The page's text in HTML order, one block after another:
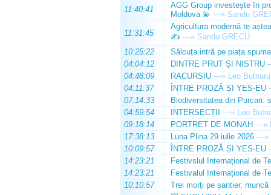
11:40:41
AGG Group investește în
Moldova 💫 —» Sandu
11:31:45
Agricultura modernă te
✍️ —» Sandu GRECU
10:25:22
Sălcuța intră pe piața
04:04:12
DINTRE PRUT ȘI NISTRU
04:48:09
RACURSIU —» Leo Butnaru
04:11:37
ÎNTRE PROZĂ ȘI YES-EU
07:14:33
Biodiversitatea din Purcari:
04:59:54
INTERSECȚII —» Leo
09:18:14
PORTRET DE MONAH —»
17:38:13
Luna Plina 29 iulie 2026 —»
10:09:57
ÎNTRE PROZĂ ȘI YES-EU
14:23:21
Festivslul Internațional de
14:23:21
Festivalul Internațional de
10:10:57
Trei morți pe șantier, muncă